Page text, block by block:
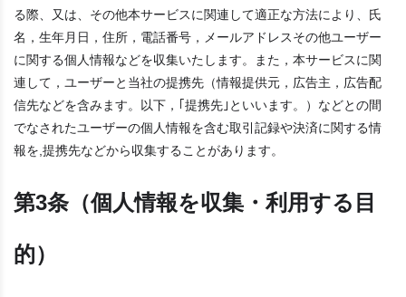
る際、又は、その他本サービスに関連して適正な方法により、氏
名，生年月日，住所，電話番号，メールアドレスその他ユーザー
に関する個人情報などを収集いたします。また，本サービスに関
連して，ユーザーと当社の提携先（情報提供元，広告主，広告配
信先などを含みます。以下，｢提携先｣といいます。）などとの間
でなされたユーザーの個人情報を含む取引記録や決済に関する情
報を,提携先などから収集することがあります。
第3条（個人情報を収集・利用する目
的）